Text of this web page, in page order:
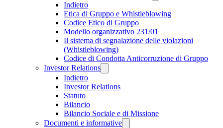
Indietro
Etica di Gruppo e Whistleblowing
Codice Etico di Gruppo
Modello organizzativo 231/01
Il sistema di segnalazione delle violazioni
(Whistleblowing)
Codice di Condotta Anticorruzione di Gruppo
Investor Relations
Indietro
Investor Relations
Statuto
Bilancio
Bilancio Sociale e di Missione
Documenti e informative